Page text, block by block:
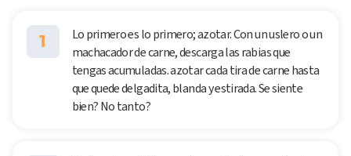
1
Lo primero es lo primero; azotar. Con un uslero o un
machacador de carne, descarga las rabias que
tengas acumuladas. azotar cada tira de carne hasta
que quede delgadita, blanda y estirada. Se siente
bien? No tanto?